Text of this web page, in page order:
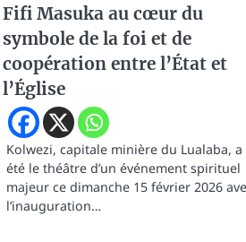
Fifi Masuka au cœur du
symbole de la foi et de
coopération entre l’État et
l’Église
Kolwezi, capitale minière du Lualaba, a
été le théâtre d’un événement spirituel
majeur ce dimanche 15 février 2026
l’inauguration…